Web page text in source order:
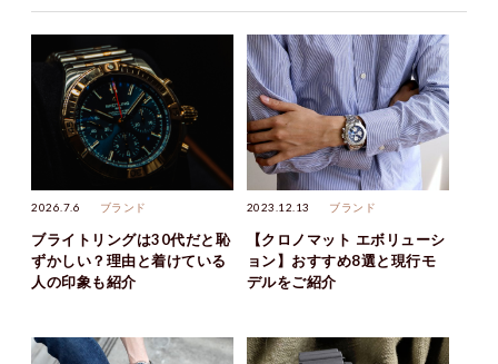
2026.7.6 ブランド
ブライトリングは30代だと恥
ずかしい？理由と着けている
人の印象も紹介
2023.12.13 ブランド
【クロノマット エボリューシ
ョン】おすすめ8選と現行モ
デルをご紹介